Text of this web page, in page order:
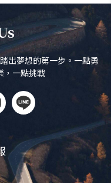
出夢想的第一步。一點勇
，一點挑戰